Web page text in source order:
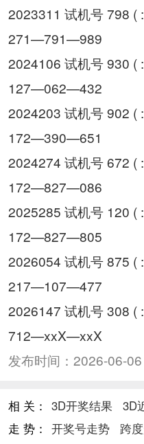
2023311 试机号 798
271—791—989
2024106 试机号 930
127—062—432
2024203 试机号 902
172—390—651
2024274 试机号 672
172—827—086
2025285 试机号 120
172—827—805
2026054 试机号 875
217—107—477
2026147 试机号 308
712—xxX—xxX
发布时间： 2026-06-
相 关： 3D开奖结果 3D
走 势： 开奖号走势 跨